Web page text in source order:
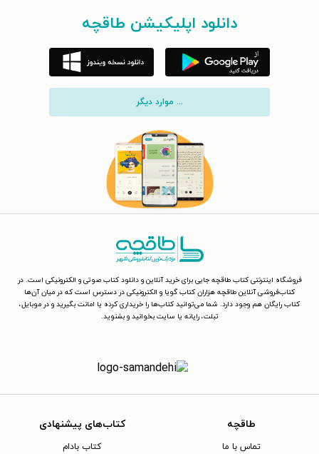
دانلود اپلیکیشن طاقچه
... موارد دیگر
فروشگاه اینترنتی کتاب طاقچه جایی برای خرید آنلاین و دانلود کتاب صوتی و الکترونیکی است. در
کتاب‌فروشی آنلاین طاقچه هزاران کتاب گویا و الکترونیکی در دسترس است که در میان آن‌ها
کتاب رایگان هم وجود دارد. شما می‌توانید کتاب‌ها را خریداری کرده یا امانت بگیرید و در موبایل،
تبلت، رایانه یا سایت بخوانید و بشنوید.
طاقچه
تماس با ما
کتاب‌های پیشنهادی
کتاب بادام